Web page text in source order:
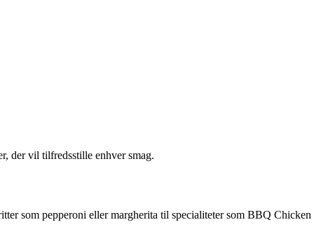
der vil tilfredsstille enhver smag.
som pepperoni eller margherita til specialiteter som BBQ Chicken